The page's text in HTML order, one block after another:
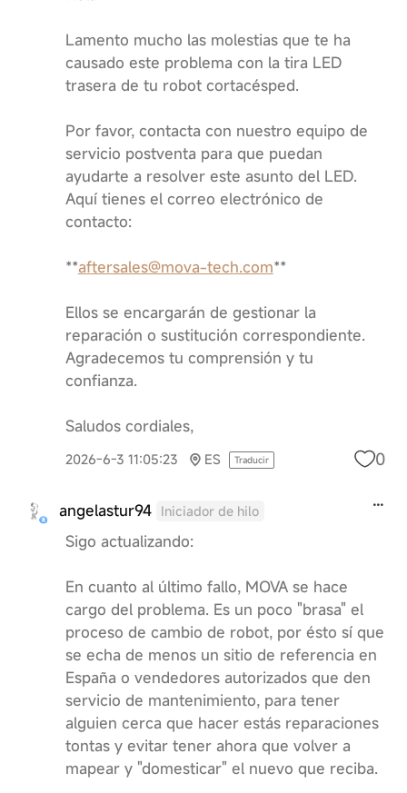
Lamento mucho las molestias que te ha
causado este problema con la tira LED
trasera de tu robot cortacésped.
Por favor, contacta con nuestro equipo de
servicio postventa para que puedan
ayudarte a resolver este asunto del LED.
Aquí tienes el correo electrónico de
contacto:
**aftersales@mova-tech.com**
Ellos se encargarán de gestionar la
reparación o sustitución correspondiente.
Agradecemos tu comprensión y tu
confianza.
Saludos cordiales,
2026-6-3 11:05:23 ES Traducir 0
angelastur94 Iniciador de hilo
Sigo actualizando:
En cuanto al último fallo, MOVA se hace
cargo del problema. Es un poco "brasa" el
proceso de cambio de robot, por ésto sí que
se echa de menos un sitio de referencia en
España o vendedores autorizados que den
servicio de mantenimiento, para tener
alguien cerca que hacer estás reparaciones
tontas y evitar tener ahora que volver a
mapear y "domesticar" el nuevo que reciba.